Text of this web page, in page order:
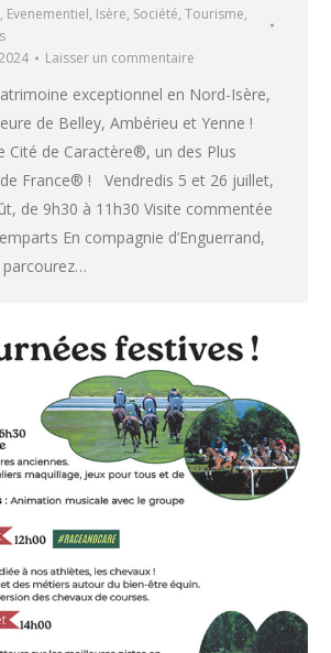
, Evenementiel, Isère, Société, Tourisme,
Laisser un commentaire
exceptionnel en Nord-Isère,
de Belley, Ambérieu et Yenne !
Cité de Caractère®, un des Plus
France® ! Vendredis 5 et 26 juillet,
de 9h30 à 11h30 Visite commentée
En compagnie d’Enguerrand,
parcourez…